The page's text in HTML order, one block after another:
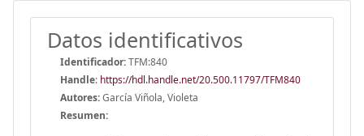
Datos identificativos
Identificador:TFM:840
Handle: https://hdl.handle.net/20.500.11797/TFM840
Autores:García Viñola, Violeta
Resumen: